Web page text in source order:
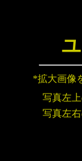
*拡大画像
写真左
写真左